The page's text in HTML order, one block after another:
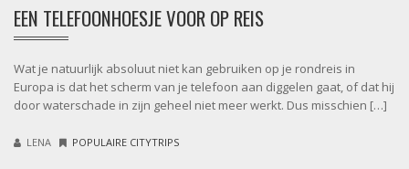
EEN TELEFOONHOESJE VOOR OP REIS
Wat je natuurlijk absoluut niet kan gebruiken op je rondreis in
Europa is dat het scherm van je telefoon aan diggelen gaat, of dat hij
door waterschade in zijn geheel niet meer werkt. Dus misschien […]
LENA POPULAIRE CITYTRIPS